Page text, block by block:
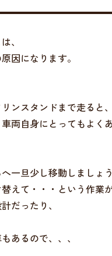
、
因になります。
ンスタンドまで走ると、
両自身にとってもよく
一旦少し移動しましょう
えて・・・という作業
だったり、
あるので、、、